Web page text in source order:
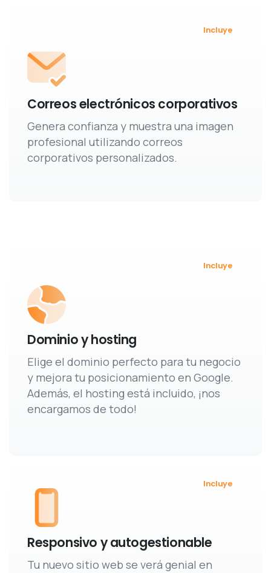
Correos electrónicos corporativos
Genera confianza y muestra una imagen
profesional utilizando correos
corporativos personalizados.
Dominio y hosting
Elige el dominio perfecto para tu negocio
y mejora tu posicionamiento en Google.
Además, el hosting está incluido, ¡nos
encargamos de todo!
Tu nuevo sitio web se verá genial en
cualquier dispositivo, y podrás editar y
gestionar fácilmente productos y